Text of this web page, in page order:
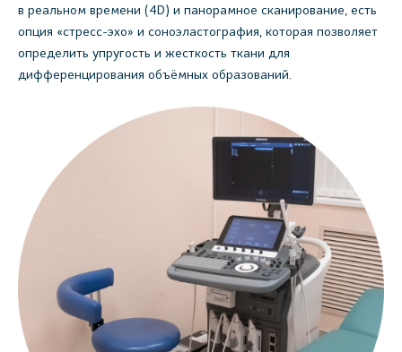
в реальном времени (4D) и панорамное сканирование, есть
опция «стресс-эхо» и соноэластография, которая позволяет
определить упругость и жесткость ткани для
дифференцирования объёмных образований.